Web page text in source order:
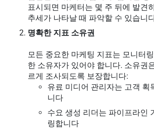
표시되면 마케터는 몇 주 뒤에 발견
추세가 나타날 때 파악할 수 있습니
명확한 지표 소유권
모든 중요한 마케팅 지표는 모니터
한 소유자가 있어야 합니다. 소유권
르게 조사되도록 보장합니다:
유료 미디어 관리자는 고객 획
니다
수요 생성 리더는 파이프라인
링합니다